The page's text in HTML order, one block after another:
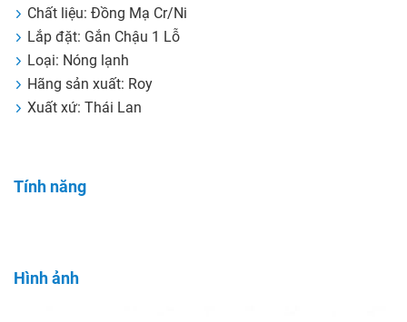
Chất liệu: Đồng Mạ Cr/Ni
Lắp đặt: Gắn Chậu 1 Lỗ
Loại: Nóng lạnh
Hãng sản xuất: Roy
Xuất xứ: Thái Lan
Tính năng
Hình ảnh